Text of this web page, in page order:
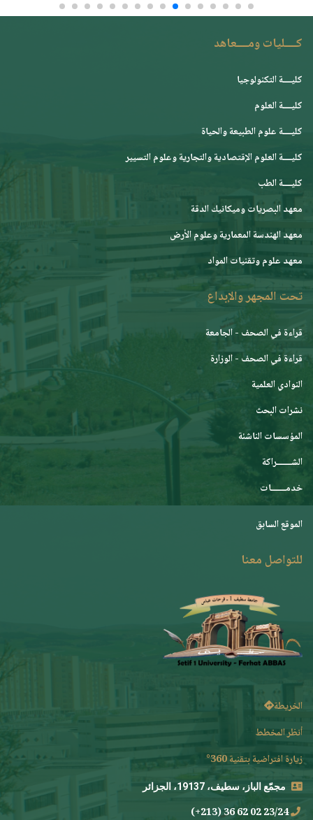
كــــليات ومــــعاهد
كليــــة التكنولوجيا
كليــــة العلوم
كليــــة علوم الطبيعة والحياة
كليــــة العلوم الإقتصادية والتجارية وعلوم التسيير
كليــــة الطب
معهد البصريات وميكانيك الدقة
معهد الهندسة المعمارية وعلوم الأرض
معهد علوم وتقنيات المواد
تحت المجهر والإبداع
قراءة في الصحف - الجامعة
قراءة في الصحف - الوزارة
النوادي العلمية
نشرات البحث
المؤسسات الناشئة
الشـــــــراكة
خدمـــــــات
الموقع السابق
للتواصل معنا
الخريطة
أنظر المخطط
زيارة افتراضية بتقنية 360°
مجمّع الباز، سطيف، 19137، الجزائر
23/24 02 62 36 (213+)